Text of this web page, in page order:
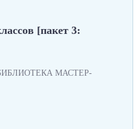
[пакет 3:
"БИБЛИОТЕКА МАСТЕР-